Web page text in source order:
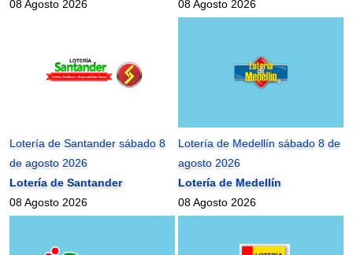
08 Agosto 2026
08 Agosto 2026
Lotería de Santander sábado 8
de agosto 2026
Lotería de Santander
08 Agosto 2026
Lotería de Medellín sábado 8 de
agosto 2026
Lotería de Medellín
08 Agosto 2026